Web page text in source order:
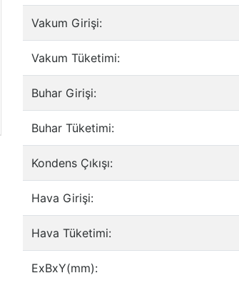
Vakum Girişi:
Vakum Tüketimi:
Buhar Girişi:
Buhar Tüketimi:
Kondens Çıkışı:
Hava Girişi:
Hava Tüketimi:
ExBxY(mm):